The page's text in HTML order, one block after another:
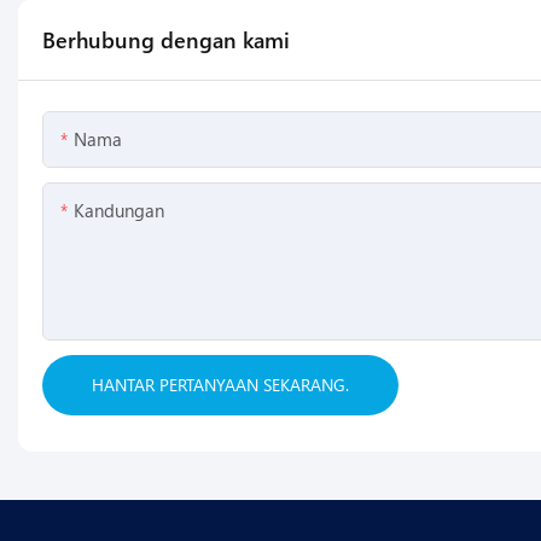
Berhubung dengan kami
Nama
Kandungan
HANTAR PERTANYAAN SEKARANG.